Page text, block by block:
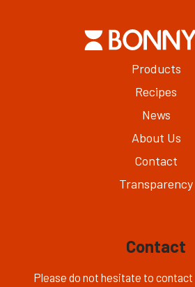
Products
Recipes
News
About Us
Contact
Transparency
Contact
Please do not hesitate to contact